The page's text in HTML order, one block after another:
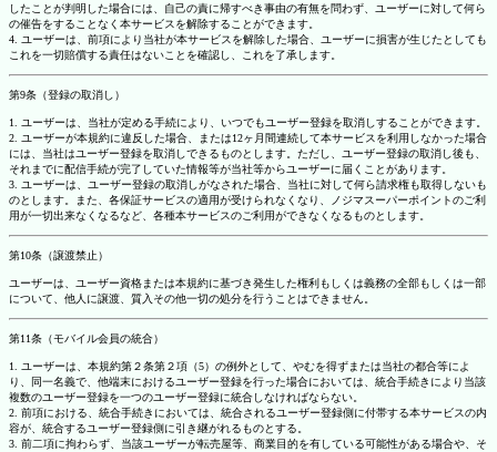
したことが判明した場合には、自己の責に帰すべき事由の有無を問わず、ユーザーに対して何ら
の催告をすることなく本サービスを解除することができます。
4. ユーザーは、前項により当社が本サービスを解除した場合、ユーザーに損害が生じたとしても
これを一切賠償する責任はないことを確認し、これを了承します。
第9条（登録の取消し）
1. ユーザーは、当社が定める手続により、いつでもユーザー登録を取消しすることができます。
2. ユーザーが本規約に違反した場合、または12ヶ月間連続して本サービスを利用しなかった場合
には、当社はユーザー登録を取消しできるものとします。ただし、ユーザー登録の取消し後も、
それまでに配信手続が完了していた情報等が当社等からユーザーに届くことがあります。
3. ユーザーは、ユーザー登録の取消しがなされた場合、当社に対して何ら請求権も取得しないも
のとします。また、各保証サービスの適用が受けられなくなり、ノジマスーパーポイントのご利
用が一切出来なくなるなど、各種本サービスのご利用ができなくなるものとします。
第10条（譲渡禁止）
ユーザーは、ユーザー資格または本規約に基づき発生した権利もしくは義務の全部もしくは一部
について、他人に譲渡、質入その他一切の処分を行うことはできません。
第11条（モバイル会員の統合）
1. ユーザーは、本規約第２条第２項（5）の例外として、やむを得ずまたは当社の都合等によ
り、同一名義で、他端末におけるユーザー登録を行った場合においては、統合手続きにより当該
複数のユーザー登録を一つのユーザー登録に統合しなければならない。
2. 前項における、統合手続きにおいては、統合されるユーザー登録側に付帯する本サービスの内
容が、統合するユーザー登録側に引き継がれるものとする。
3. 前二項に拘わらず、当該ユーザーが転売屋等、商業目的を有している可能性がある場合や、そ